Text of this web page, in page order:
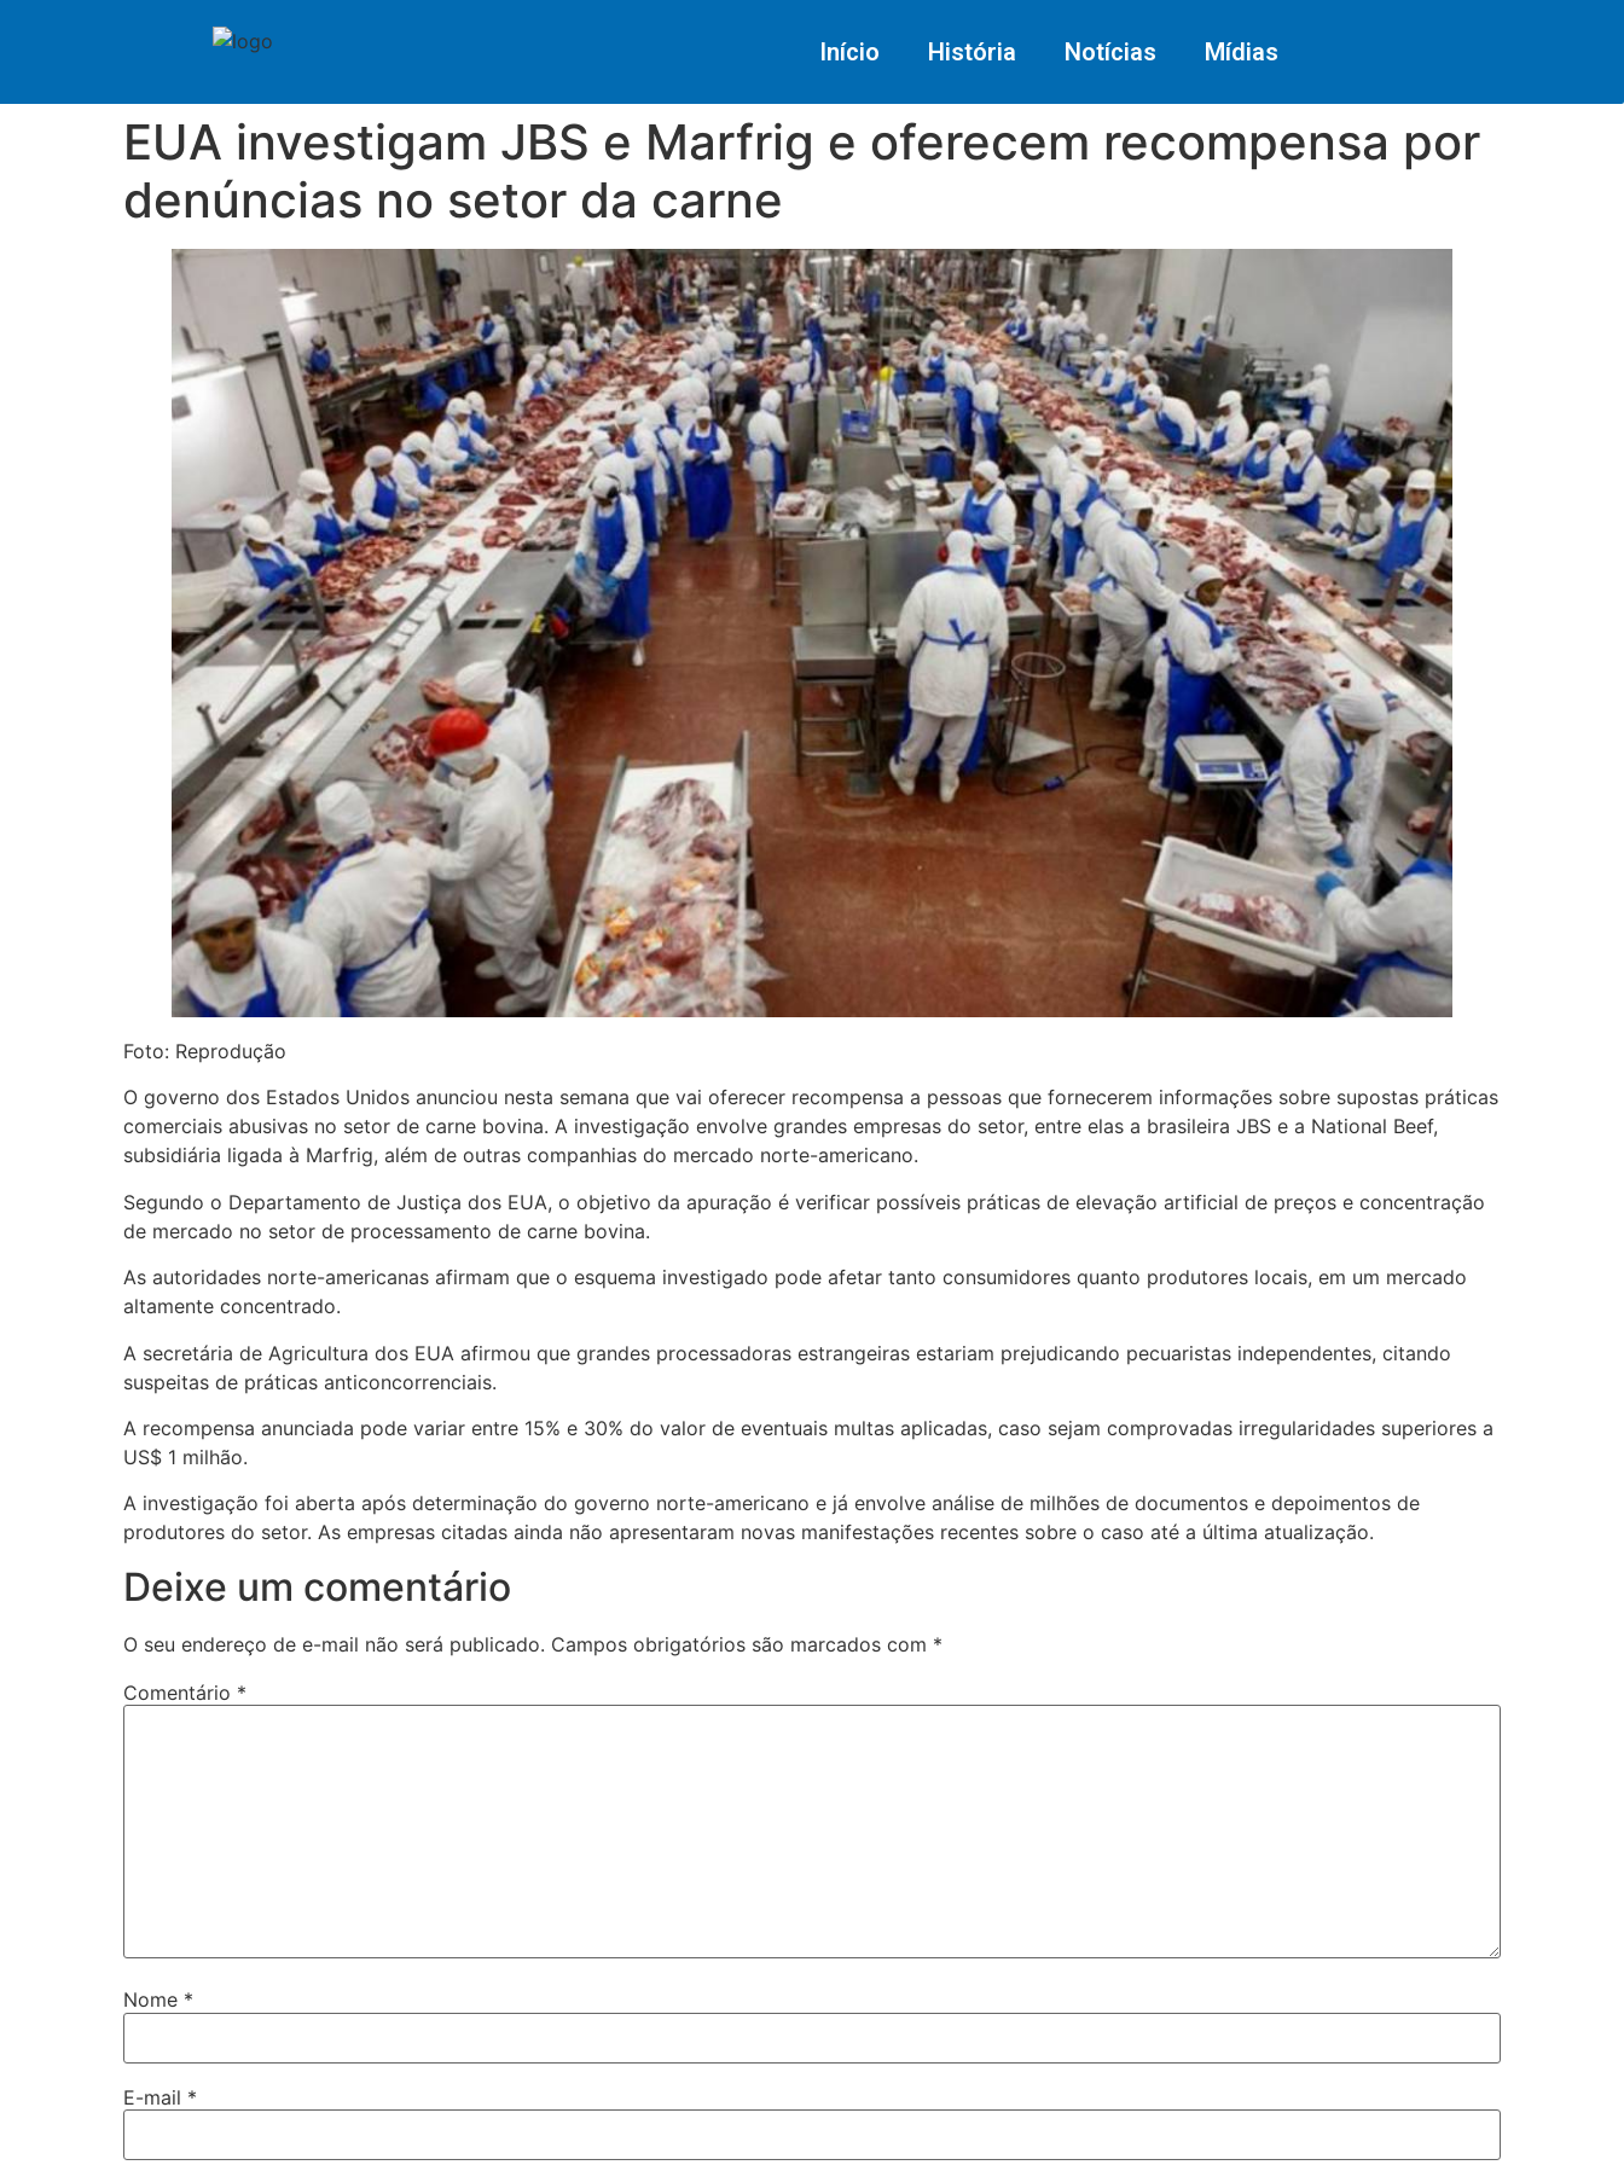
Início História Notícias Mídias
EUA investigam JBS e Marfrig e oferecem recompensa por
denúncias no setor da carne
Foto: Reprodução
O governo dos Estados Unidos anunciou nesta semana que vai oferecer recompensa a pessoas que fornecerem informações sobre supostas práticas
comerciais abusivas no setor de carne bovina. A investigação envolve grandes empresas do setor, entre elas a brasileira JBS e a National Beef,
subsidiária ligada à Marfrig, além de outras companhias do mercado norte-americano.
Segundo o Departamento de Justiça dos EUA, o objetivo da apuração é verificar possíveis práticas de elevação artificial de preços e concentração
de mercado no setor de processamento de carne bovina.
As autoridades norte-americanas afirmam que o esquema investigado pode afetar tanto consumidores quanto produtores locais, em um mercado
altamente concentrado.
A secretária de Agricultura dos EUA afirmou que grandes processadoras estrangeiras estariam prejudicando pecuaristas independentes, citando
suspeitas de práticas anticoncorrenciais.
A recompensa anunciada pode variar entre 15% e 30% do valor de eventuais multas aplicadas, caso sejam comprovadas irregularidades superiores a
US$ 1 milhão.
A investigação foi aberta após determinação do governo norte-americano e já envolve análise de milhões de documentos e depoimentos de
produtores do setor. As empresas citadas ainda não apresentaram novas manifestações recentes sobre o caso até a última atualização.
Deixe um comentário
O seu endereço de e-mail não será publicado. Campos obrigatórios são marcados com *
Comentário *
Nome *
E-mail *